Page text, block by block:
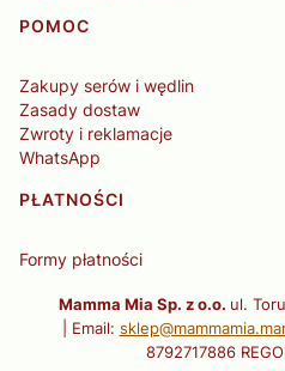
POMOC
Zakupy serów i wędlin
Zasady dostaw
Zwroty i reklamacje
WhatsApp
PŁATNOŚCI
Formy płatności
Mamma Mia Sp. z o.o. ul.
| Email:
8792717886